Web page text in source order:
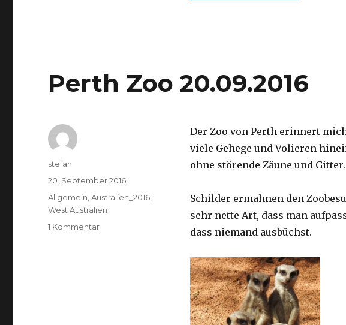
Perth Zoo 20.09.2016
Der Zoo von Perth erinnert
viele Gehege und Volieren
ohne störende Zäune und Gitter.
Schilder ermahnen den
sehr nette Art, dass man
dass niemand ausbüchst.
Autor
stefan
Veröffentlicht
am
20. September 2016
Kategorien
Allgemein,Australien_2016,
West Australien
1 Kommentarzu